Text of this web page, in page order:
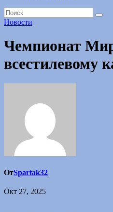
Новости
Чемпионат
всестилевому
ОтSpartak32
Окт 27, 2025